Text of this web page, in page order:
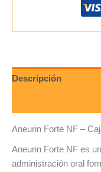
Descripción
Aneurin Forte NF –
Aneurin Forte NF es
administración oral